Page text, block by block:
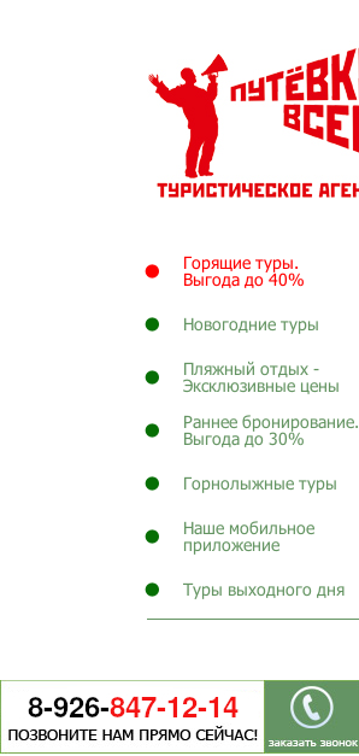
Горящие туры.
Выгода до 40%
Новогодние туры
Пляжный отдых -
Эксклюзивные цены
Раннее бронирование.
Выгода до 30%
Горнолыжные туры
Наше мобильное
приложение
Туры выходного дня